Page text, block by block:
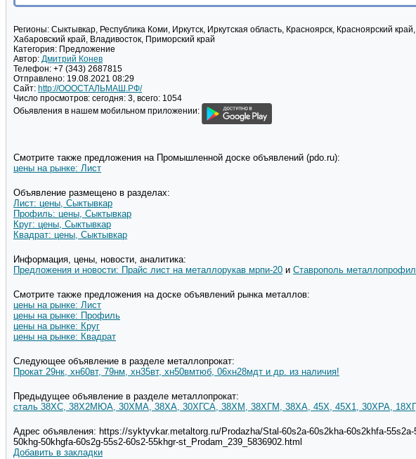
Регионы: Сыктывкар, Республика Коми, Иркутск, Иркутская область, Красноярск, Красноярский
Хабаровский край, Владивосток, Приморский край
Категория: Предложение
Автор: Дмитрий Конев
Телефон: +7 (343) 2687815
Отправлено: 19.08.2021 08:29
Сайт: http://ОООСТАЛЬМАШ.РФ/
Число просмотров: сегодня: 3, всего: 1054
Обьявления в нашем мобильном приложении:
Смотрите также предложения на Промышленной доске объявлений (pdo.ru):
цены на рынке: Лист
Объявление размещено в разделах:
Лист: цены, Сыктывкар
Профиль: цены, Сыктывкар
Круг: цены, Сыктывкар
Квадрат: цены, Сыктывкар
Информация, цены, новости, аналитика:
Предложения и новости: Прайс лист на металлорукав мрпи-20 и Ставрополь
Смотрите также предложения на доске объявлений рынка металлов:
цены на рынке: Лист
цены на рынке: Профиль
цены на рынке: Круг
цены на рынке: Квадрат
Следующее объявление в разделе металлопрокат:
Прокат 29нк, хн60вт, 79нм, хн35вт, хн50вмтюб, 06хн28мдт и др. из наличия!
Предыдущее объявление в разделе металлопрокат:
сталь 38ХС, 38Х2МЮА, 30ХМА, 38ХА, 30ХГСА, 38ХМ, 38ХГМ, 38ХА, 45Х, 45Х1, 30ХРА,
Адрес объявления: https://syktyvkar.metaltorg.ru/Prodazha/Stal-60s2a-60s2kha-60s2khfa-55s2a-
50khg-50khgfa-60s2g-55s2-60s2-55khgr-st_Prodam_239_5836902.html
Добавить в закладки